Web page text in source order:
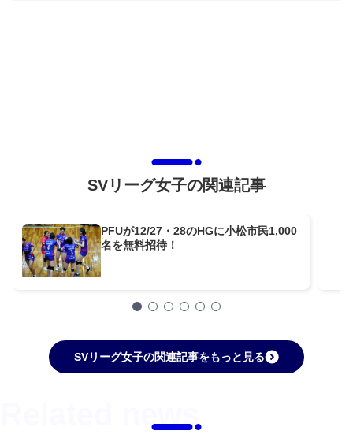
SVリーグ女子の関連記事
PFUが12/27・28のHGに小松市民1,000
名を無料招待！
SVリーグ女子の関連記事をもっと見る